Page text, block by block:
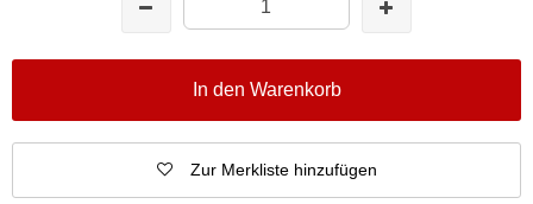
In den Warenkorb
Zur Merkliste hinzufügen